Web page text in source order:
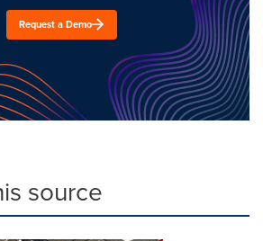
Request a Demo
source